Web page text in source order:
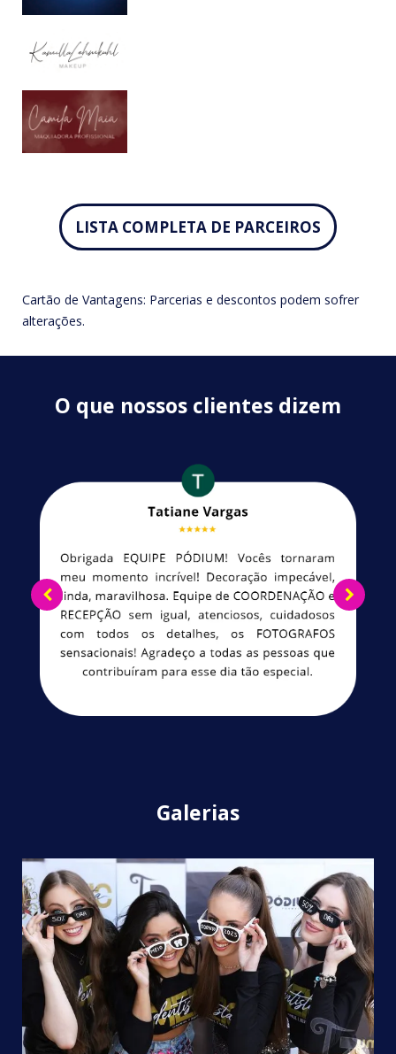
LISTA COMPLETA DE PARCEIROS
Cartão de Vantagens: Parcerias e descontos podem sofrer
alterações.
O que nossos clientes dizem
Galerias